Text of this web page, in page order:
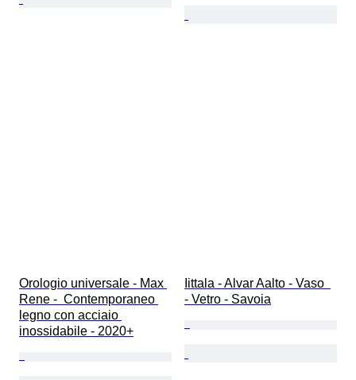
Orologio universale - Max
Rene -  Contemporaneo
legno con acciaio
inossidabile - 2020+
Iittala - Alvar Aalto - Vaso
- Vetro - Savoia